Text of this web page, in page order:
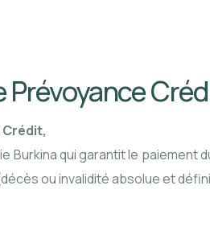
Prévoyance
Crédit,
Burkina qui garantit le paiement
ou invalidité absolue et